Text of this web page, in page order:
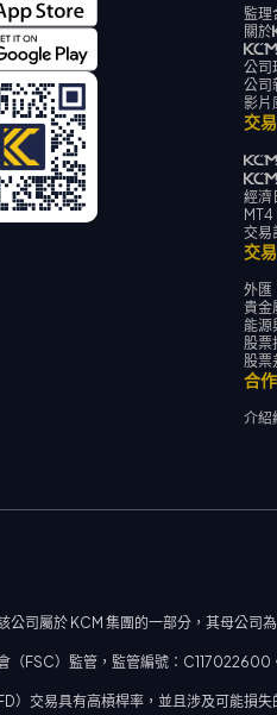
監理
關於
公司
公司
影片
交
經濟
MT4
交易
交
外匯
貴金
能源
股票
股票
合
介紹
司屬於 KCM 集團的一部分，其母公司
（FSC）監管，監管編號：
）交易具有高槓桿率，並且涉及可能損